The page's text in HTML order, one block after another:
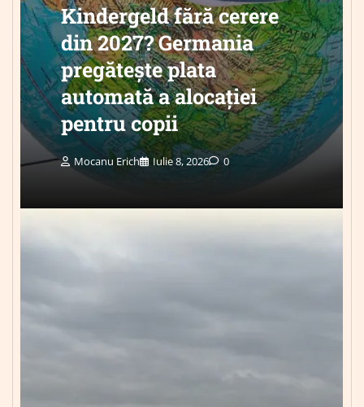
Kindergeld fără cerere
din 2027? Germania
pregătește plata
automată a alocației
pentru copii
Mocanu Erich Iulie 8, 2026 0